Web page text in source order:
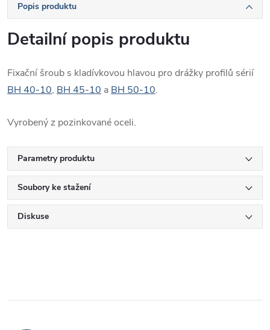
Popis produktu
Detailní popis produktu
Fixační šroub s kladívkovou hlavou pro drážky profilů sérií
BH 40-10, BH 45-10 aBH 50-10.
Vyrobený z pozinkované oceli.
Parametry produktu
Soubory ke stažení
Diskuse